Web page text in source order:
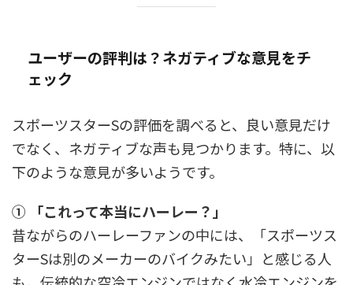
ユーザーの評判は？ネガティブな意見をチ
ェック
スポーツスターSの評価を調べると、良い意見だけ
でなく、ネガティブな声も見つかります。特に、以
下のような意見が多いようです。
① 「これって本当にハーレー？」
昔ながらのハーレーファンの中には、「スポーツス
ターSは別のメーカーのバイクみたい」と感じる人